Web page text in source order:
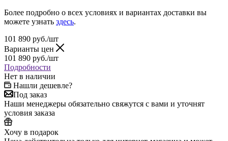
Более подробно о всех условиях и вариантах доставки вы
можете узнать здесь.
101 890 руб./шт
Варианты цен
101 890 руб./шт
Подробности
Нет в наличии
Нашли дешевле?
Под заказ
Наши менеджеры обязательно свяжутся с вами и уточнят
условия заказа
Хочу в подарок